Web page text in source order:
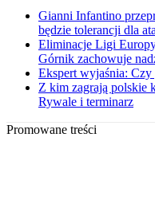
Gianni Infantino
będzie tolerancji dla
Eliminacje Ligi
Górnik zachowuje
Ekspert wyjaśnia: Czy
Z kim zagrają polskie
Rywale i terminarz
Promowane treści